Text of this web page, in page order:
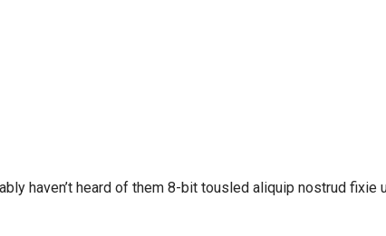
haven’t heard of them 8-bit tousled aliquip nostrud fixie